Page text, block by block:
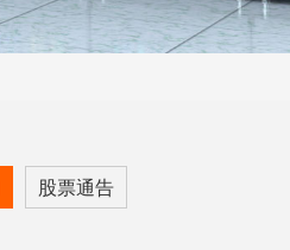
股票通告